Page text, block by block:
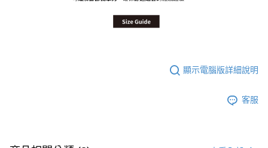
每筆NT$120，滿NT$6,000(含以上)免運費
顯示電腦版詳細說明
客服